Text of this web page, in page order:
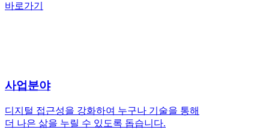
바로가기
사업분야
디지털 접근성을 강화하여 누구나 기술을 통해
더 나은 삶을 누릴 수 있도록 돕습니다.